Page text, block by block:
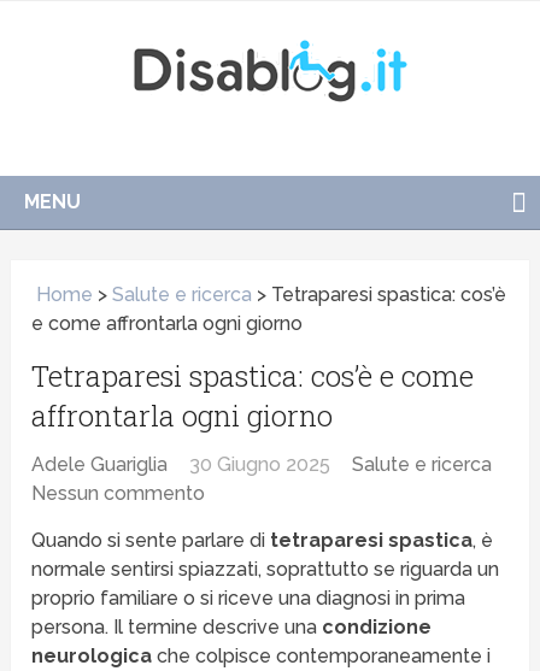
MENU
Home >Salute e ricerca > Tetraparesi spastica: cos’è
e come affrontarla ogni giorno
Tetraparesi spastica: cos’è e come
affrontarla ogni giorno
Adele Guariglia 30 Giugno 2025
Salute e ricerca
Nessun commento
Quando si sente parlare di tetraparesi spastica, è
normale sentirsi spiazzati, soprattutto se riguarda un
proprio familiare o si riceve una diagnosi in prima
persona. Il termine descrive una condizione
neurologica che colpisce contemporaneamente i